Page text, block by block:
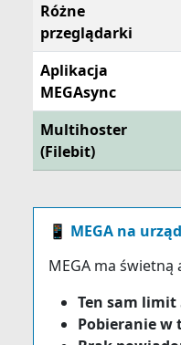
Różne
przeglądarki
Aplikacja
MEGAsync
Multihoster
(Filebit)
📱 MEGA na
MEGA ma świetną
Ten sam limit
Pobieranie w